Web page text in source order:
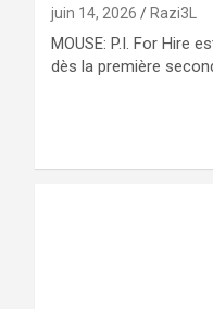
juin 14, 2026 Razi3L
MOUSE: P.I. For Hire
dès la première